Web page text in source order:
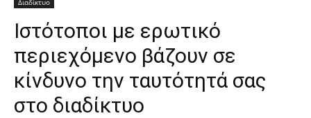
Διαδίκτυο
Ιστότοποι με ερωτικό
περιεχόμενο βάζουν σε
κίνδυνο την ταυτότητά σας
στο διαδίκτυο